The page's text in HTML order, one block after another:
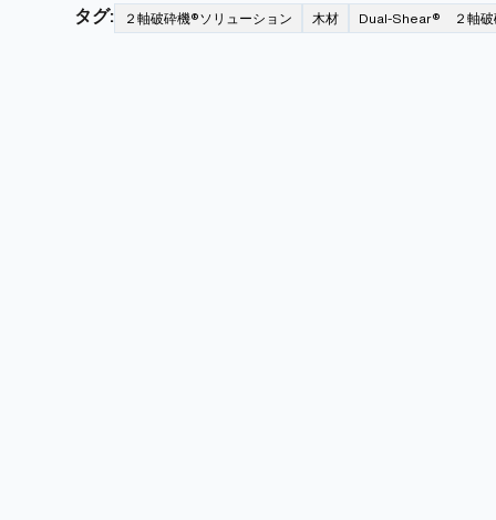
タグ: ２軸破砕機®ソリューション 木材 Dual-Shear® ２軸破